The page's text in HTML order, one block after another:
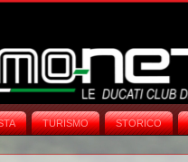
TURISMO STORICO